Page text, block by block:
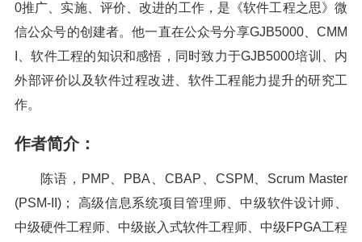
0推广、实施、评价、改进的工作，是《软件工程之思》微
信公众号的创建者。他一直在公众号分享GJB5000、CMM
I、软件工程的知识和感悟，同时致力于GJB5000培训、内
外部评价以及软件过程改进、软件工程能力提升的研究工
作。
作者简介：
陈语，PMP、PBA、CBAP、CSPM、Scrum Master
(PSM-II)； 高级信息系统项目管理师、中级软件设计师、
中级硬件工程师、中级嵌入式软件工程师、中级FPGA工程